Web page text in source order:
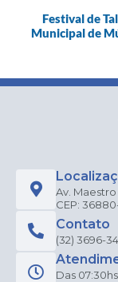
Festival de
Municipal de
Av. Maestro
CEP:
Contato
(32) 3696-
Das